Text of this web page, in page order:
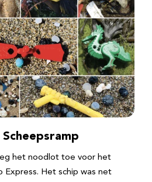
het noodlot toe voor het
Express. Het schip was net